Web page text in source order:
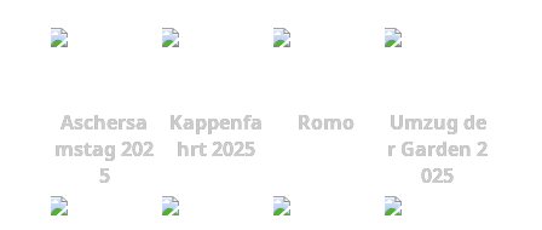
Aschersa
mstag 202
5
Kappenfa
hrt 2025
Romo
Umzug de
r Garden 2
025